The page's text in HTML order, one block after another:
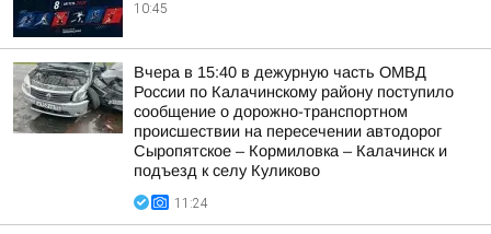
10:45
Вчера в 15:40 в дежурную часть ОМВД
России по Калачинскому району поступило
сообщение о дорожно-транспортном
происшествии на пересечении автодорог
Сыропятское – Кормиловка – Калачинск и
подъезд к селу Куликово
11:24